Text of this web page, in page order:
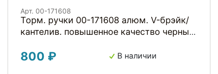
Арт. 00-171608
Торм. ручки 00-171608 алюм. V-брэйк/
кантелив. повышенное качество черные
800 ₽ В наличии